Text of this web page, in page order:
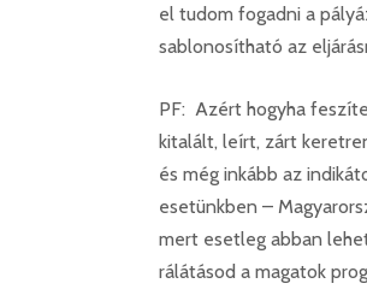
el tudom fogadni a
sablonosítható az
PF: Azért hogyha
kitalált, leírt, zárt
és még inkább az
esetünkben –
mert esetleg abban
rálátásod a magatok